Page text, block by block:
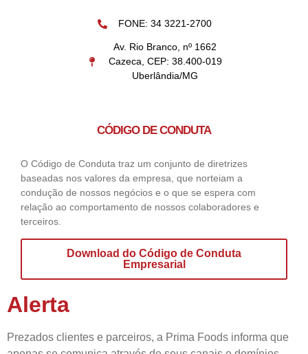
FONE: 34 3221-2700
Av. Rio Branco, nº 1662
Cazeca, CEP: 38.400-019
Uberlândia/MG
CÓDIGO DE CONDUTA
O Código de Conduta traz um conjunto de diretrizes
baseadas nos valores da empresa, que norteiam a
condução de nossos negócios e o que se espera com
relação ao comportamento de nossos colaboradores e
terceiros.
Download do Código de Conduta
Empresarial
Alerta
Prezados clientes e parceiros, a Prima Foods informa que